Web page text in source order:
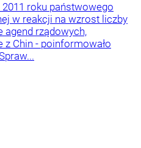
roku państwowego
w reakcji na wzrost liczby
agend rządowych,
z Chin - poinformowało